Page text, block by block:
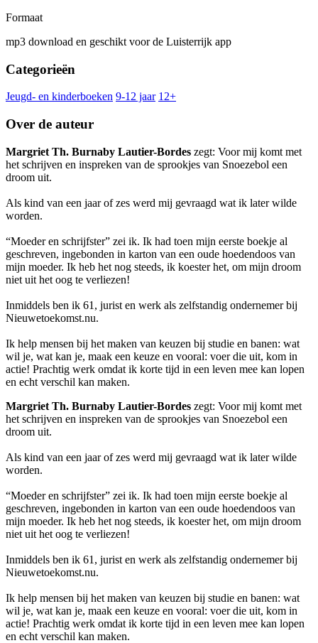
Formaat
mp3 download en geschikt voor de Luisterrijk app
Categorieën
Jeugd- en kinderboeken 9-12 jaar 12+
Over de auteur
Margriet Th. Burnaby Lautier-Bordes zegt: Voor mij komt met
het schrijven en inspreken van de sprookjes van Snoezebol een
droom uit.
Als kind van een jaar of zes werd mij gevraagd wat ik later wilde
worden.
“Moeder en schrijfster” zei ik. Ik had toen mijn eerste boekje al
geschreven, ingebonden in karton van een oude hoedendoos van
mijn moeder. Ik heb het nog steeds, ik koester het, om mijn droom
niet uit het oog te verliezen!
Inmiddels ben ik 61, jurist en werk als zelfstandig ondernemer bij
Nieuwetoekomst.nu.
Ik help mensen bij het maken van keuzen bij studie en banen: wat
wil je, wat kan je, maak een keuze en vooral: voer die uit, kom in
actie! Prachtig werk omdat ik korte tijd in een leven mee kan lopen
en echt verschil kan maken.
Margriet Th. Burnaby Lautier-Bordes zegt: Voor mij komt met
het schrijven en inspreken van de sprookjes van Snoezebol een
droom uit.
Als kind van een jaar of zes werd mij gevraagd wat ik later wilde
worden.
“Moeder en schrijfster” zei ik. Ik had toen mijn eerste boekje al
geschreven, ingebonden in karton van een oude hoedendoos van
mijn moeder. Ik heb het nog steeds, ik koester het, om mijn droom
niet uit het oog te verliezen!
Inmiddels ben ik 61, jurist en werk als zelfstandig ondernemer bij
Nieuwetoekomst.nu.
Ik help mensen bij het maken van keuzen bij studie en banen: wat
wil je, wat kan je, maak een keuze en vooral: voer die uit, kom in
actie! Prachtig werk omdat ik korte tijd in een leven mee kan lopen
en echt verschil kan maken.